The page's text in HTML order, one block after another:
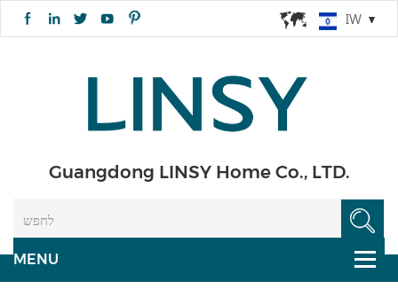
IW
Guangdong LINSY Home Co., LTD.